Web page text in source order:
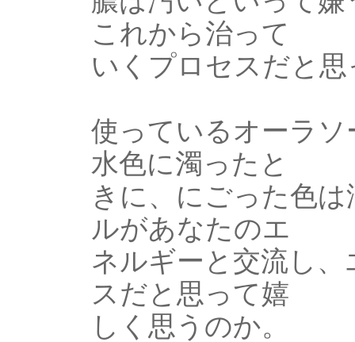
これから治って
いくプロセスだと
使っているオーラ
水色に濁ったと
きに、にごった色
ルがあなたのエ
ネルギーと交流し
スだと思って嬉
しく思うのか。